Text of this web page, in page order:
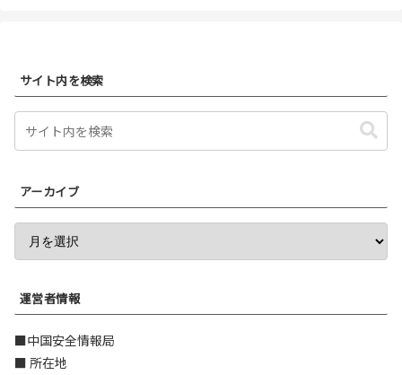
サイト内を検索
アーカイブ
運営者情報
■中国安全情報局
■ 所在地